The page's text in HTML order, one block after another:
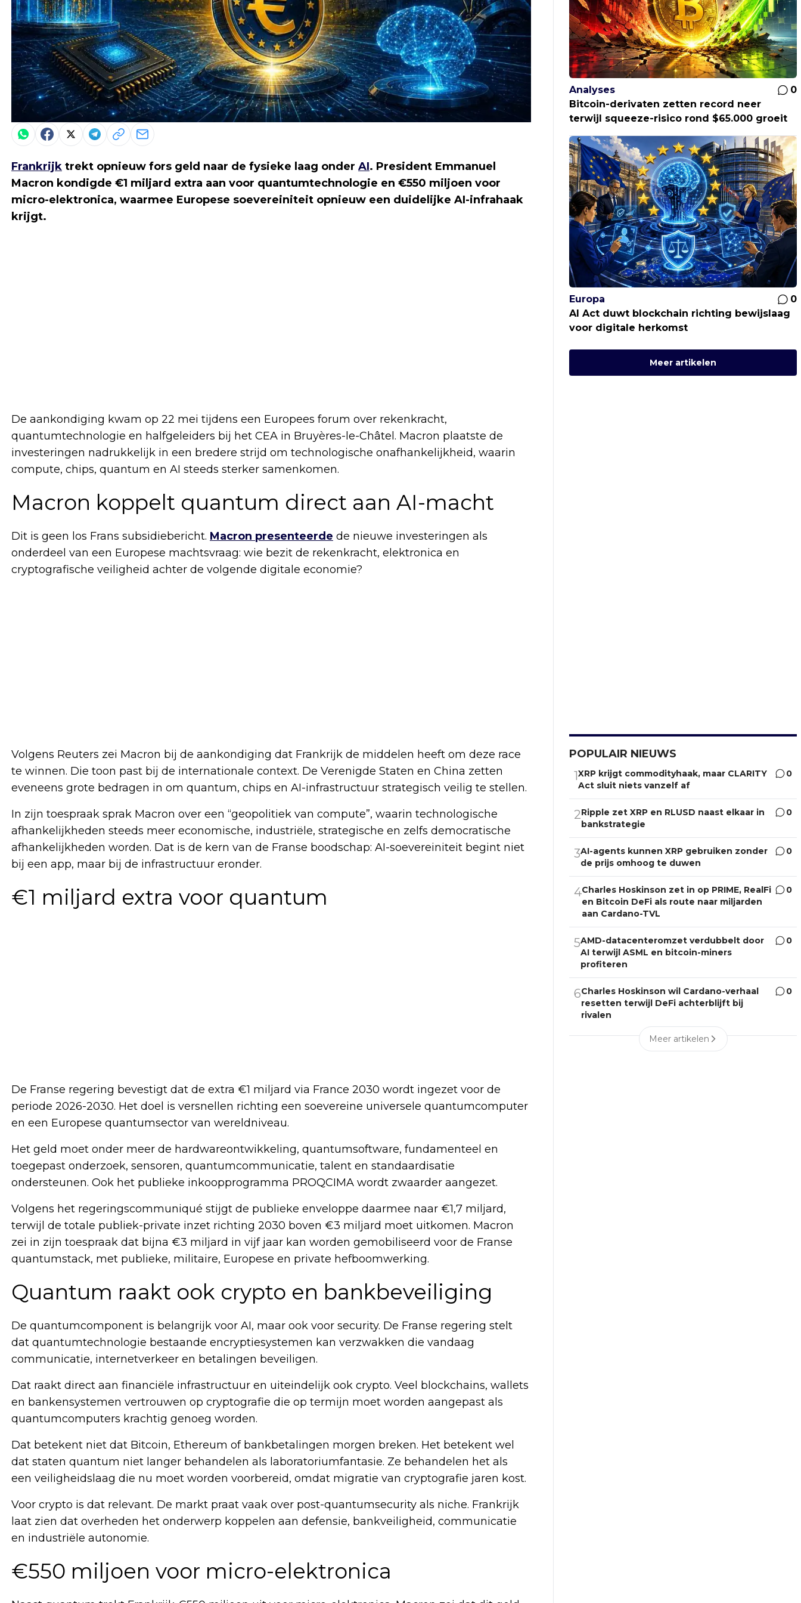
Frankrijk trekt opnieuw fors geld naar de fysieke laag onder AI. President Emmanuel
Macron kondigde €1 miljard extra aan voor quantumtechnologie en €550 miljoen voor
micro-elektronica, waarmee Europese soevereiniteit opnieuw een duidelijke AI-infrahaak
krijgt.
De aankondiging kwam op 22 mei tijdens een Europees forum over rekenkracht,
quantumtechnologie en halfgeleiders bij het CEA in Bruyères-le-Châtel. Macron plaatste de
investeringen nadrukkelijk in een bredere strijd om technologische onafhankelijkheid, waarin
compute, chips, quantum en AI steeds sterker samenkomen.
Macron koppelt quantum direct aan AI-macht
Dit is geen los Frans subsidiebericht. Macron presenteerde de nieuwe investeringen als
onderdeel van een Europese machtsvraag: wie bezit de rekenkracht, elektronica en
cryptografische veiligheid achter de volgende digitale economie?
Volgens Reuters zei Macron bij de aankondiging dat Frankrijk de middelen heeft om deze race
te winnen. Die toon past bij de internationale context. De Verenigde Staten en China zetten
eveneens grote bedragen in om quantum, chips en AI-infrastructuur strategisch veilig te stellen.
In zijn toespraak sprak Macron over een “geopolitiek van compute”, waarin technologische
afhankelijkheden steeds meer economische, industriële, strategische en zelfs democratische
afhankelijkheden worden. Dat is de kern van de Franse boodschap: AI-soevereiniteit begint niet
bij een app, maar bij de infrastructuur eronder.
€1 miljard extra voor quantum
De Franse regering bevestigt dat de extra €1 miljard via France 2030 wordt ingezet voor de
periode 2026-2030. Het doel is versnellen richting een soevereine universele quantumcomputer
en een Europese quantumsector van wereldniveau.
Het geld moet onder meer de hardwareontwikkeling, quantumsoftware, fundamenteel en
toegepast onderzoek, sensoren, quantumcommunicatie, talent en standaardisatie
ondersteunen. Ook het publieke inkoopprogramma PROQCIMA wordt zwaarder aangezet.
Volgens het regeringscommuniqué stijgt de publieke enveloppe daarmee naar €1,7 miljard,
terwijl de totale publiek-private inzet richting 2030 boven €3 miljard moet uitkomen. Macron
zei in zijn toespraak dat bijna €3 miljard in vijf jaar kan worden gemobiliseerd voor de Franse
quantumstack, met publieke, militaire, Europese en private hefboomwerking.
Quantum raakt ook crypto en bankbeveiliging
De quantumcomponent is belangrijk voor AI, maar ook voor security. De Franse regering stelt
dat quantumtechnologie bestaande encryptiesystemen kan verzwakken die vandaag
communicatie, internetverkeer en betalingen beveiligen.
Dat raakt direct aan financiële infrastructuur en uiteindelijk ook crypto. Veel blockchains, wallets
en bankensystemen vertrouwen op cryptografie die op termijn moet worden aangepast als
quantumcomputers krachtig genoeg worden.
Dat betekent niet dat Bitcoin, Ethereum of bankbetalingen morgen breken. Het betekent wel
dat staten quantum niet langer behandelen als laboratoriumfantasie. Ze behandelen het als
een veiligheidslaag die nu moet worden voorbereid, omdat migratie van cryptografie jaren kost.
Voor crypto is dat relevant. De markt praat vaak over post-quantumsecurity als niche. Frankrijk
laat zien dat overheden het onderwerp koppelen aan defensie, bankveiligheid, communicatie
en industriële autonomie.
€550 miljoen voor micro-elektronica
Analyses
0
Bitcoin-derivaten zetten record neer
terwijl squeeze-risico rond $65.000 groeit
Europa
0
AI Act duwt blockchain richting bewijslaag
voor digitale herkomst
Meer artikelen
POPULAIR NIEUWS
1XRP krijgt commodityhaak, maar CLARITY
Act sluit niets vanzelf af
0
2Ripple zet XRP en RLUSD naast elkaar in
bankstrategie
0
3AI-agents kunnen XRP gebruiken zonder
de prijs omhoog te duwen
0
4Charles Hoskinson zet in op PRIME, RealFi
en Bitcoin DeFi als route naar miljarden
aan Cardano-TVL
0
5AMD-datacenteromzet verdubbelt door
AI terwijl ASML en bitcoin-miners
profiteren
0
6Charles Hoskinson wil Cardano-verhaal
resetten terwijl DeFi achterblijft bij
rivalen
0
Meer artikelen